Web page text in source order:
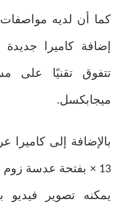
كما أن لديه
ميجابكسل.